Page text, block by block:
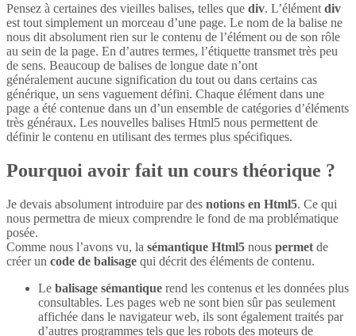
Pensez à certaines des vieilles balises, telles que div. L’élément div
est tout simplement un morceau d’une page. Le nom de la balise ne
nous dit absolument rien sur le contenu de l’élément ou de son rôle
au sein de la page. En d’autres termes, l’étiquette transmet très peu
de sens. Beaucoup de balises de longue date n’ont
généralement aucune signification du tout ou dans certains cas
générique, un sens vaguement défini. Chaque élément dans une
page a été contenue dans un d’un ensemble de catégories d’éléments
très généraux. Les nouvelles balises Html5 nous permettent de
définir le contenu en utilisant des termes plus spécifiques.
Pourquoi avoir fait un cours théorique ?
Je devais absolument introduire par des notions en Html5. Ce qui
nous permettra de mieux comprendre le fond de ma problématique
posée.
Comme nous l’avons vu, la sémantique Html5 nous permet de
créer un code de balisage qui décrit des éléments de contenu.
Le balisage sémantique rend les contenus et les données plus
consultables. Les pages web ne sont bien sûr pas seulement
affichée dans le navigateur web, ils sont également traités par
d’autres programmes tels que les robots des moteurs de